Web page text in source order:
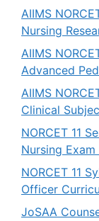
AIIMS
Nursing
AIIMS
Advanced
AIIMS
Clinical
NORCET 11
Nursing
NORCET 11
Officer
JoSAA